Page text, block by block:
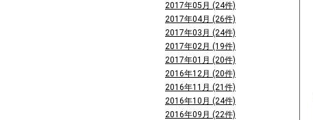
2017年05月 (24件)
2017年04月 (26件)
2017年03月 (24件)
2017年02月 (19件)
2017年01月 (20件)
2016年12月 (20件)
2016年11月 (21件)
2016年10月 (24件)
2016年09月 (22件)